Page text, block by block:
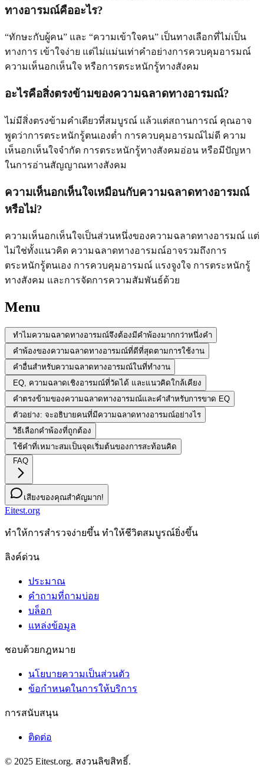
ทางอารมณ์คืออะไร?
“ทักษะกับผู้คน” และ “ความเข้าใจคน” เป็นทางเลือกที่ไม่เป็น
ทางการ เข้าใจง่าย แต่ไม่แม่นเท่าคำอย่างการควบคุมอารมณ์
ความเห็นอกเห็นใจ หรือการตระหนักรู้ทางสังคม
อะไรคือสิ่งตรงข้ามของความฉลาดทางอารมณ์?
ไม่มีสิ่งตรงข้ามคำเดียวที่สมบูรณ์ แล้วแต่สถานการณ์ คุณอาจ
พูดว่าการตระหนักรู้ตนเองต่ำ การควบคุมอารมณ์ไม่ดี ความ
เห็นอกเห็นใจจำกัด การตระหนักรู้ทางสังคมอ่อน หรือมีปัญหา
ในการอ่านสัญญาณทางสังคม
ความเห็นอกเห็นใจเหมือนกับความฉลาดทางอารมณ์
หรือไม่?
ความเห็นอกเห็นใจเป็นส่วนหนึ่งของความฉลาดทางอารมณ์ แต่
ไม่ใช่ทั้งแนวคิด ความฉลาดทางอารมณ์อาจรวมถึงการ
ตระหนักรู้ตนเอง การควบคุมอารมณ์ แรงจูงใจ การตระหนักรู้
ทางสังคม และการจัดการความสัมพันธ์ด้วย
Menu
ทำไมความฉลาดทางอารมณ์จึงต้องมีคำพ้องมากกว่าหนึ่งคำ
คำพ้องของความฉลาดทางอารมณ์ที่ดีที่สุดตามการใช้งาน
คำอื่นสำหรับความฉลาดทางอารมณ์ในที่ทำงาน
EQ, ความฉลาดเชิงอารมณ์ที่วัดได้ และแนวคิดใกล้เคียง
คำตรงข้ามของความฉลาดทางอารมณ์และคำสำหรับการขาด EQ
ตัวอย่าง: จะอธิบายคนที่มีความฉลาดทางอารมณ์อย่างไร
วิธีเลือกคำพ้องที่ถูกต้อง
ใช้คำที่เหมาะสมเป็นจุดเริ่มต้นของการสะท้อนคิด
FAQ
เสียงของคุณสำคัญมาก!
Eitest.org
ทําให้การสํารวจง่ายขึ้น ทําให้ชีวิตสมบูรณ์ยิ่งขึ้น
ลิงค์ด่วน
ประมาณ
คำถามที่ถามบ่อย
บล็อก
แหล่งข้อมูล
ชอบด้วยกฎหมาย
นโยบายความเป็นส่วนตัว
ข้อกําหนดในการให้บริการ
การสนับสนุน
ติดต่อ
© 2025 Eitest.org. สงวนลิขสิทธิ์.